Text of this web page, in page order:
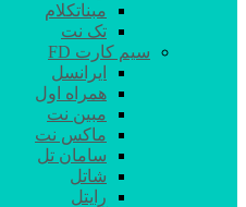
مبناتکلام
تک نت
سیم کارت FD
ایرانسل
همراه اول
مبین نت
ماکس نت
سامان تل
شاتل
رایتل